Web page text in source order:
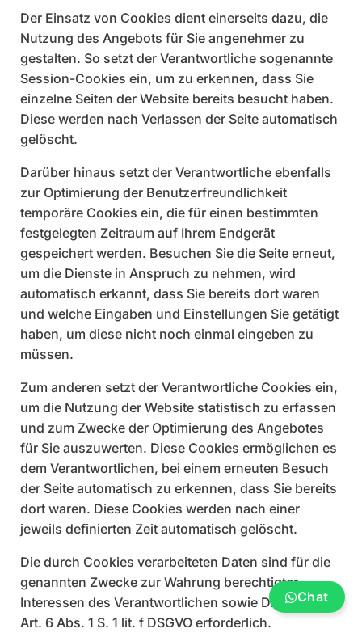
Der Einsatz von Cookies dient einerseits dazu, die
Nutzung des Angebots für Sie angenehmer zu
gestalten. So setzt der Verantwortliche sogenannte
Session-Cookies ein, um zu erkennen, dass Sie
einzelne Seiten der Website bereits besucht haben.
Diese werden nach Verlassen der Seite automatisch
gelöscht.
Darüber hinaus setzt der Verantwortliche ebenfalls
zur Optimierung der Benutzerfreundlichkeit
temporäre Cookies ein, die für einen bestimmten
festgelegten Zeitraum auf Ihrem Endgerät
gespeichert werden. Besuchen Sie die Seite erneut,
um die Dienste in Anspruch zu nehmen, wird
automatisch erkannt, dass Sie bereits dort waren
und welche Eingaben und Einstellungen Sie getätigt
haben, um diese nicht noch einmal eingeben zu
müssen.
Zum anderen setzt der Verantwortliche Cookies ein,
um die Nutzung der Website statistisch zu erfassen
und zum Zwecke der Optimierung des Angebotes
für Sie auszuwerten. Diese Cookies ermöglichen es
dem Verantwortlichen, bei einem erneuten Besuch
der Seite automatisch zu erkennen, dass Sie bereits
dort waren. Diese Cookies werden nach einer
jeweils definierten Zeit automatisch gelöscht.
Die durch Cookies verarbeiteten Daten sind für die
genannten Zwecke zur Wahrung berechtigter
Interessen des Verantwortlichen sowie Dritter nach
Art. 6 Abs. 1 S. 1 lit. f DSGVO erforderlich.
Chat